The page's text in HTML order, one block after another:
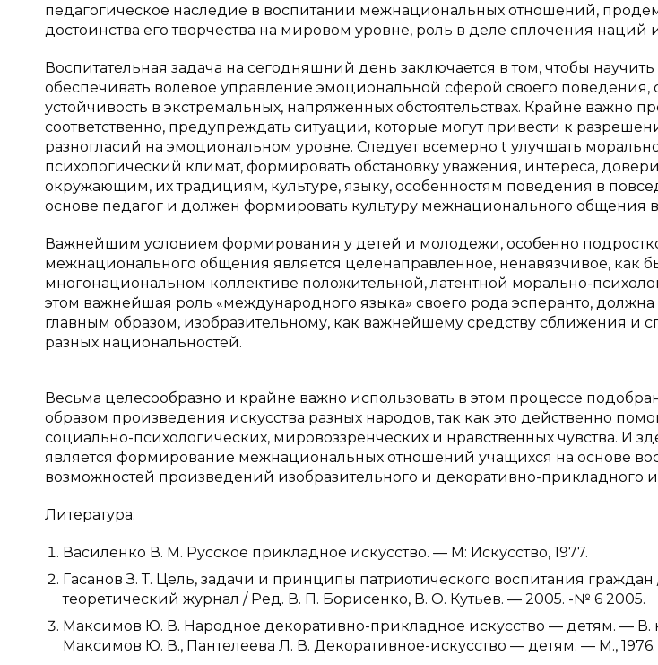
педагогическое наследие в воспитании межнациональных отношений,
достоинства его творчества на мировом уровне, роль в деле сплочения наций
Воспитательная задача на сегодняшний день заключается в том, чтобы
обеспечивать волевое управление эмоциональной сферой своего поведения,
устойчивость в экстремальных, напряженных обстоятельствах. Крайне важно
соответственно, предупреждать ситуации, которые могут привести к
разногласий на эмоциональном уровне. Следует всемерно t улучшать
психологический климат, формировать обстановку уважения, интереса,
окружающим, их традициям, культуре, языку, особенностям поведения в
основе педагог и должен формировать культуру межнационального общения
Важнейшим условием формирования у детей и молодежи, особенно
межнационального общения является целенаправленное, ненавязчивое, как
многонациональном коллективе положительной, латентной морально-
этом важнейшая роль «международного языка» своего рода эсперанто, должна
главным образом, изобразительному, как важнейшему средству сближения и
разных национальностей.
Весьма целесообразно и крайне важно использовать в этом процессе
образом произведения искусства разных народов, так как это действенно
социально-психологических, мировоззренческих и нравственных чувства. И
является формирование межнациональных отношений учащихся на основе
возможностей произведений изобразительного и декоративно-прикладного
Литература:
Василенко В. М. Русское прикладное искусство. — М: Искусство, 1977.
Гасанов З. Т. Цель, задачи и принципы патриотического воспитания граждан
теоретический журнал / Ред. В. П. Борисенко, В. О. Кутьев. — 2005. -№ 6 2005.
Максимов Ю. В. Народное декоративно-прикладное искусство — детям. — В.
Максимов Ю. В., Пантелеева Л. В. Декоративное-искусство — детям. — М., 1976.